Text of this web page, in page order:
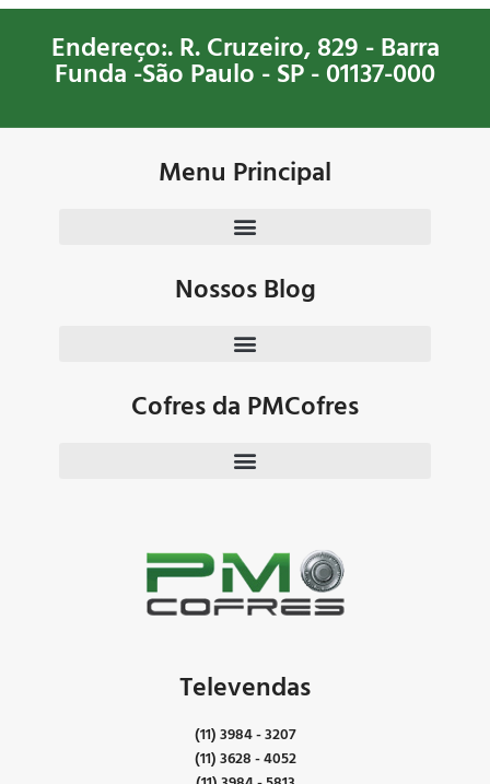
Endereço:. R. Cruzeiro, 829 - Barra
Funda -São Paulo - SP - 01137-000
Menu Principal
Nossos Blog
Cofres da PMCofres
Televendas
(11) 3984 - 3207
(11) 3628 - 4052